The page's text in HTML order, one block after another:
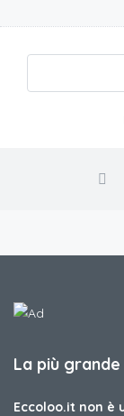
La più
Eccoloo.it non è